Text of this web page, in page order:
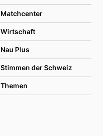
Matchcenter
Wirtschaft
Nau Plus
Stimmen der Schweiz
Themen